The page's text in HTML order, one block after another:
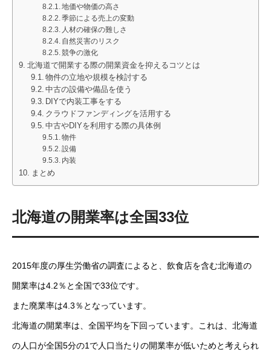
地価や物価の高さ
季節による売上の変動
人材の確保の難しさ
自然災害のリスク
競争の激化
北海道で開業する際の開業資金を抑えるコツとは
物件の立地や規模を検討する
中古の設備や備品を使う
DIYで内装工事をする
クラウドファンディングを活用する
中古やDIYを利用する際の具体例
物件
設備
内装
まとめ
北海道の開業率は全国33位
2015年度の厚生労働省の調査によると、飲食店を含む北海道の
開業率は4.2％と全国で33位です。
また廃業率は4.3％となっています。
北海道の開業率は、全国平均を下回っています。これは、北海道
の人口が全国5分の1で人口当たりの開業率が低いためと考えられ